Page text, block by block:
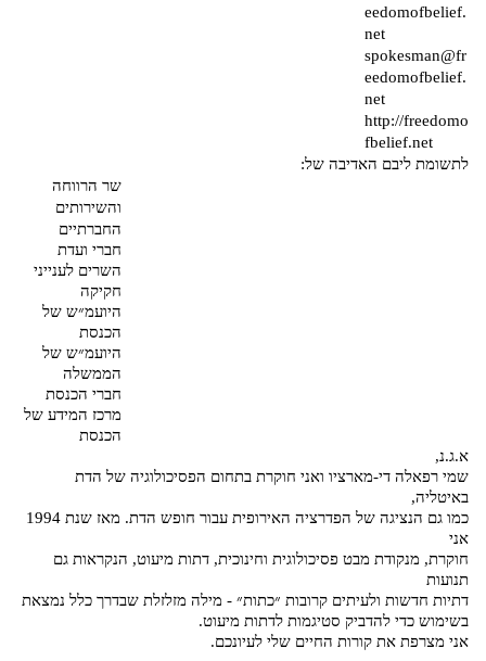
eedomofbelief.
net
spokesman@fr
eedomofbelief.
net
http://freedomo
fbelief.net
לתשומת ליבם האדיבה של:
שר הרווחה
והשירותים
החברתיים
חברי ועדת
השרים לענייני
חקיקה
היועמ״ש של
הכנסת
היועמ״ש של
הממשלה
חברי הכנסת
מרכז המידע של
הכנסת
א.ג.נ,
שמי רפאלה די-מארציו ואני חוקרת בתחום הפסיכולוגיה של הדת
באיטליה,
כמו גם הנציגה של הפדרציה האירופית עבור חופש הדת. מאז שנת 1994
אני
חוקרת, מנקודת מבט פסיכולוגית וחינוכית, דתות מיעוט, הנקראות גם
תנועות
דתיות חדשות ולעיתים קרובות ״כתות״ - מילה מזלזלת שבדרך כלל נמצאת
בשימוש כדי להדביק סטיגמות לדתות מיעוט.
אני מצרפת את קורות החיים שלי לעיונכם.